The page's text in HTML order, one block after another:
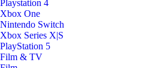
Playstation 4
Xbox One
Nintendo Switch
Xbox Series X|S
PlayStation 5
Film & TV